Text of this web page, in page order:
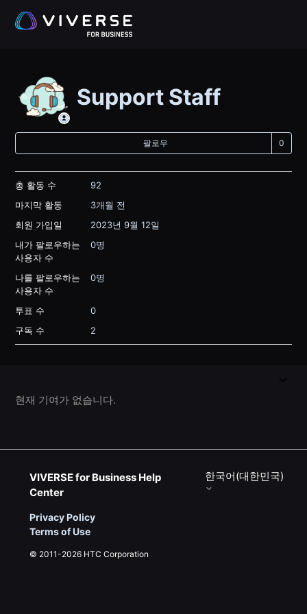
Support Staff
팔로우 아
총 활동 수
92
마지막 활동
3개월 전
회원 가입일
2023년 9월 12일
내가 팔로우하는
사용자 수
0명
나를 팔로우하는
사용자 수
0명
투표 수
0
구독 수
2
현재 기여가 없습니다.
VIVERSE for Business Help
Center
Privacy Policy
Terms of Use
© 2011-2026 HTC Corporation
한국어(대한민국)